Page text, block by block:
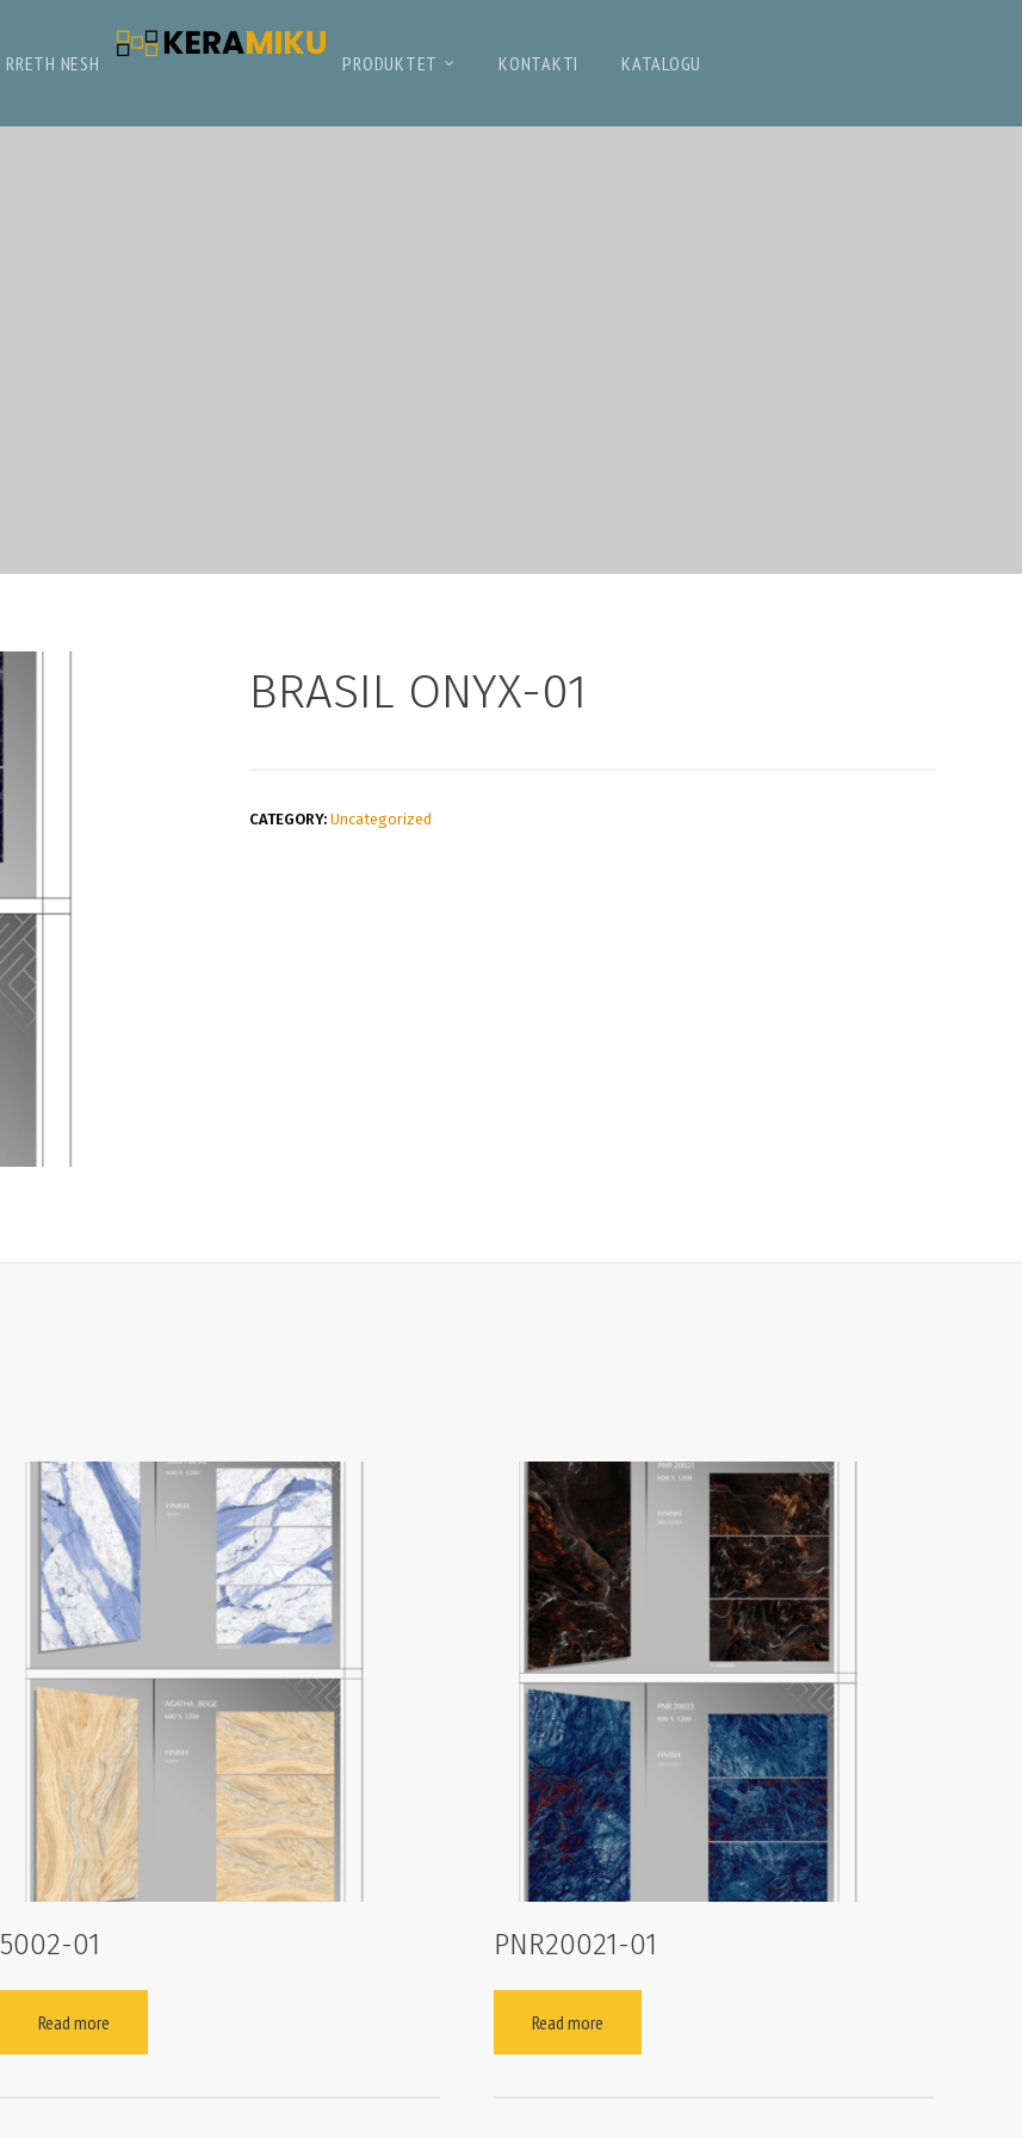
RRETH NESH PRODUKTET KONTAKTI KATALOGU
BRASIL ONYX-01
CATEGORY: Uncategorized
5002-01
Read more
PNR20021-01
Read more